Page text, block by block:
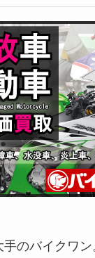
のバイクワ